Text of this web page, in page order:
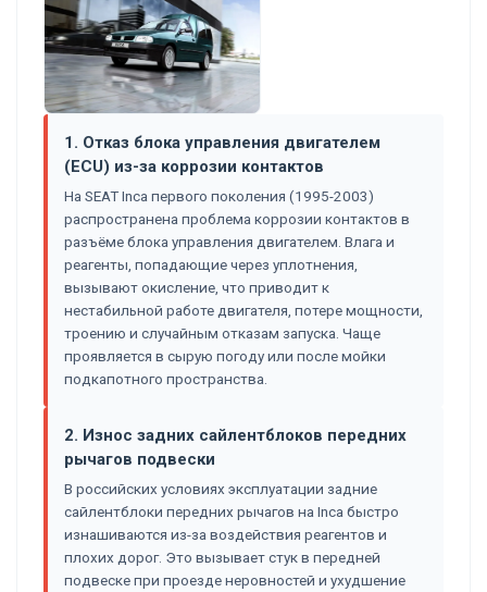
1. Отказ блока управления двигателем
(ECU) из-за коррозии контактов
На SEAT Inca первого поколения (1995-2003)
распространена проблема коррозии контактов в
разъёме блока управления двигателем. Влага и
реагенты, попадающие через уплотнения,
вызывают окисление, что приводит к
нестабильной работе двигателя, потере мощности,
троению и случайным отказам запуска. Чаще
проявляется в сырую погоду или после мойки
подкапотного пространства.
2. Износ задних сайлентблоков передних
рычагов подвески
В российских условиях эксплуатации задние
сайлентблоки передних рычагов на Inca быстро
изнашиваются из-за воздействия реагентов и
плохих дорог. Это вызывает стук в передней
подвеске при проезде неровностей и ухудшение